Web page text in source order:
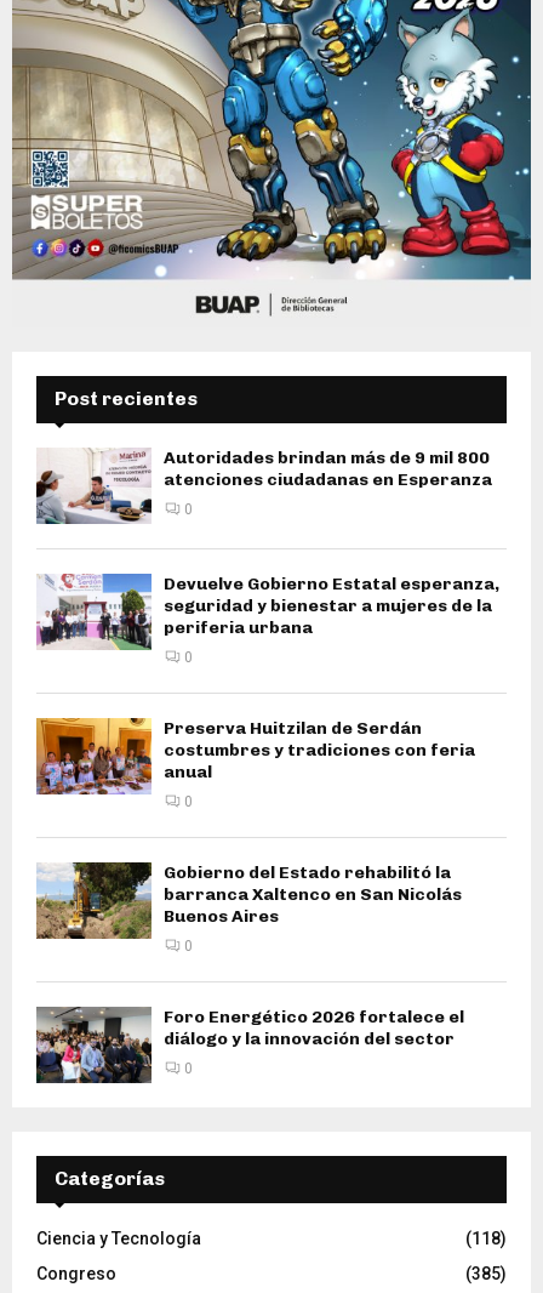
Post recientes
Autoridades brindan más de 9 mil 800
atenciones ciudadanas en Esperanza
0
Devuelve Gobierno Estatal esperanza,
seguridad y bienestar a mujeres de la
periferia urbana
0
Preserva Huitzilan de Serdán
costumbres y tradiciones con feria
anual
0
Gobierno del Estado rehabilitó la
barranca Xaltenco en San Nicolás
Buenos Aires
0
Foro Energético 2026 fortalece el
diálogo y la innovación del sector
0
Categorías
Ciencia y Tecnología
(118)
Congreso
(385)